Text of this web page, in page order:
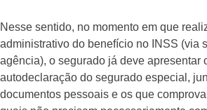
Nesse sentido, no momento em que
administrativo do benefício no INSS (via
agência), o segurado já deve apresentar
autodeclaração do segurado especial,
documentos pessoais e os que